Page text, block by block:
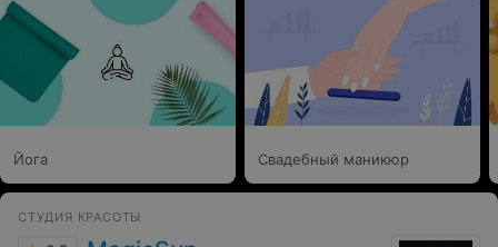
Йога Свадебный маникюр
СТУДИЯ КРАСОТЫ